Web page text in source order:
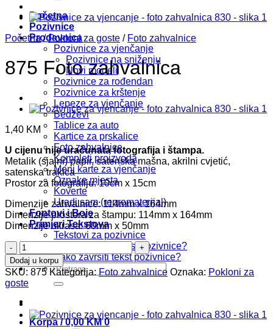
Početna
Pozivnice
Prodavnica
Pozivnice za vjenčanje
Pozivnice na sniženju
Novi modeli
Pozivnice za rođendan
Pozivnice za krštenje
Lepeze za vjenčanje
Bedževi
Tablice za auto
Kartice za prskalice
Foto zahvalnice
Kompleti proizvoda
Meni karte za vjenčanje
Oznake mjesta
Koverte
Uradi sam (repromaterijal)
Fontovi i Boje
Primjeri Tekstova
Tekstovi za pozivnice
Kako započeti tekst pozivnice?
Kako završiti tekst pozivnice?
Pretraži:
Korpa /0,00KM 0
Početna / Pokloni za goste / Foto zahvalnice
875 Foto zahvalnica
1,40 KM
U cijenu nije uračunata fotografija i štampa.
Metalik (sjajni) papir, satenska mašna, akrilni cvjetić,
satenska trakica
Prostor za fotografiju: 10cm x 15cm
Dimenzije zahvalnice: 114mm x 164mm
Dimenzije prostora za štampu: 114mm x 164mm
Dimenzije ukrasa: 60mm x 50mm
875
Foto
zahvalnica
količina
Dodaj u korpu
SKU: 875 Kategorija: Foto zahvalnice Oznaka: Pokloni za
goste